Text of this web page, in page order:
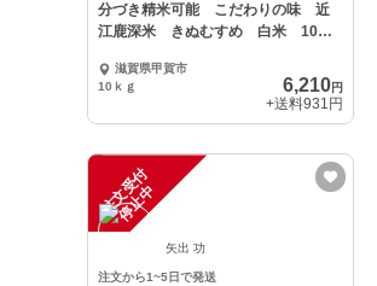
分づき精米可能 こだわりの味 近
江鹿深米 きぬむすめ 白米 10ｋ
滋賀県甲賀市
10ｋｇ
6,210円
+送料931円
注
文
受
付
停
止
中
矢出 功
注文から1~5日で発送